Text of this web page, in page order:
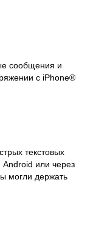
сообщения и
с iPhone®
текстовых
Android или через
могли держать